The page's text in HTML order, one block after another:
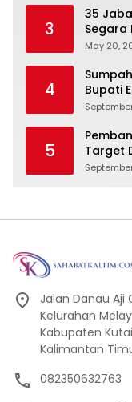
3
35
Segara
May 20,
4
Bupati
5
Target
Jalan Danau Aji
Kelurahan
Kabupaten
Kalimantan
082350632763